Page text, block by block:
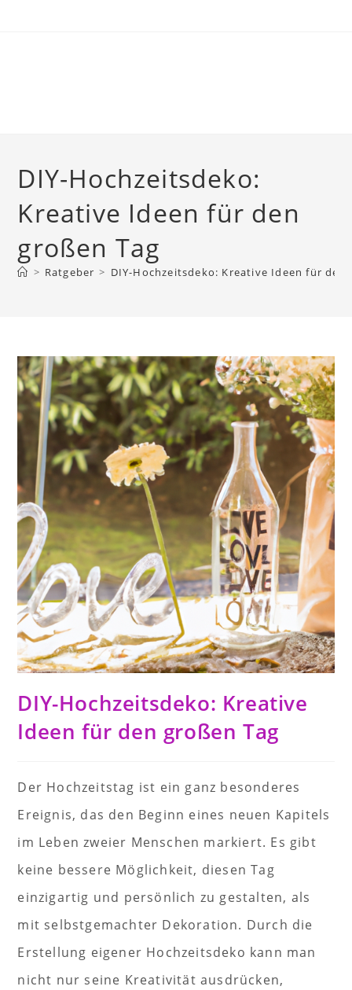
DIY-Hochzeitsdeko:
Kreative Ideen für den
großen Tag
> Ratgeber > DIY-Hochzeitsdeko: Kreative Ideen für den
DIY-Hochzeitsdeko: Kreative
Ideen für den großen Tag
Der Hochzeitstag ist ein ganz besonderes
Ereignis, das den Beginn eines neuen Kapitels
im Leben zweier Menschen markiert. Es gibt
keine bessere Möglichkeit, diesen Tag
einzigartig und persönlich zu gestalten, als
mit selbstgemachter Dekoration. Durch die
Erstellung eigener Hochzeitsdeko kann man
nicht nur seine Kreativität ausdrücken,